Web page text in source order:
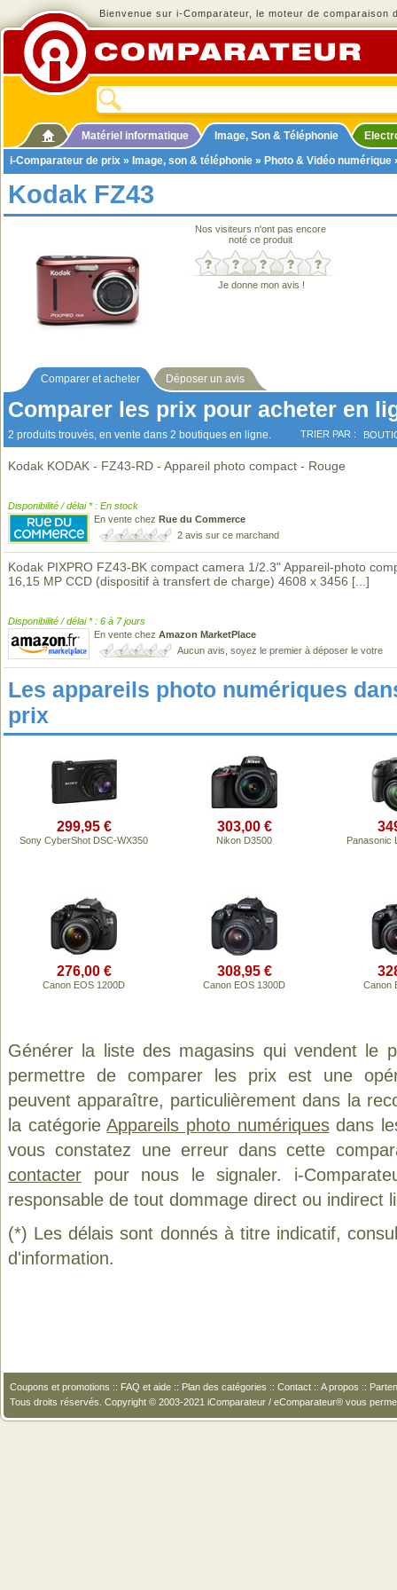
Bienvenue sur i-Comparateur, le moteur de comparaison
Matériel informatique Image, Son & Téléphonie
i-Comparateur de prix » Image, son & téléphonie » Photo & Vidéo numérique
Kodak FZ43
Nos visiteurs n'ont pas encore
noté ce produit
Je donne mon avis !
Comparer et acheter Déposer un avis
Comparer les prix pour acheter en
2 produits trouvés, en vente dans 2 boutiques en ligne. TRIER PAR :
Kodak KODAK - FZ43-RD - Appareil photo compact - Rouge
Disponibilité / délai * : En stock
En vente chez Rue du Commerce
2 avis sur ce marchand
Kodak PIXPRO FZ43-BK compact camera 1/2.3" Appareil-photo
16,15 MP CCD (dispositif à transfert de charge) 4608 x 3456 [...]
Disponibilité / délai * : 6 à 7 jours
En vente chez Amazon MarketPlace
Aucun avis, soyez le premier à déposer le votre
Les appareils photo numériques
prix
299,95 €
Sony CyberShot DSC-WX350
303,00 €
Nikon D3500 Panasonic
276,00 €
Canon EOS 1200D
308,95 €
Canon EOS 1300D Canon
Générer la liste des magasins qui vendent le
permettre de comparer les prix est une
peuvent apparaître, particulièrement dans la
la catégorieAppareils photo numériquesdans
vous constatez une erreur dans cette
contacter pour nous le signaler. i-
responsable de tout dommage direct ou indirect
(*) Les délais sont donnés à titre indicatif,
d'information.
Coupons et promotions :: FAQ et aide :: Plan des catégories :: Contact :: A propos ::
Tous droits réservés. Copyright © 2003-2021 iComparateur / eComparateur® vous